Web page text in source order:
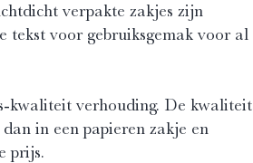
verpakte zakjes zijn
tekst voor gebruiksgemak voor al
kwaliteit verhouding. De kwaliteit
in een papieren zakje en
prijs.